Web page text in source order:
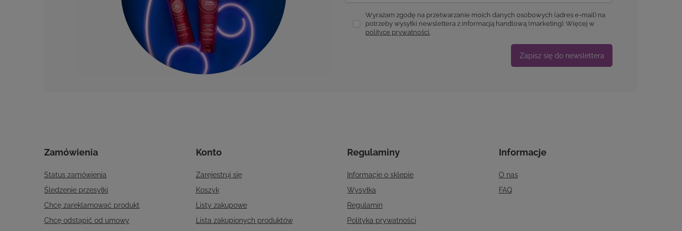
Wyrażam zgodę na przetwarzanie moich danych osobowych (adres e-mail) na
potrzeby wysyłki newslettera z informacją handlową (marketing). Więcej w
polityce prywatności.
Zapisz się do newslettera
Zamówienia
Status zamówienia
Śledzenie przesyłki
Chcę zareklamować produkt
Chcę odstąpić od umowy
Konto
Zarejestruj się
Koszyk
Listy zakupowe
Lista zakupionych produktów
Regulaminy
Informacje o sklepie
Wysyłka
Regulamin
Polityka prywatności
Informacje
O nas
FAQ